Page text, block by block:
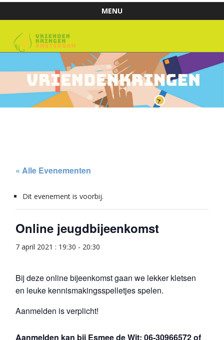
MENU
« Alle Evenementen
Dit evenement is voorbij.
Online jeugdbijeenkomst
7 april 2021 : 19:30 - 20:30
Bij deze online bijeenkomst gaan we lekker kletsen
en leuke kennismakingsspelletjes spelen.
Aanmelden is verplicht!
Aanmelden kan bij Esmee de Wit: 06-30966572 of